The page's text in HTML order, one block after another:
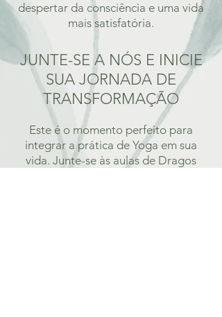
despertar da consciência e uma vida
mais satisfatória.
JUNTE-SE A NÓS E INICIE
SUA JORNADA DE
TRANSFORMAÇÃO
Este é o momento perfeito para
integrar a prática de Yoga em sua
vida. Junte-se às aulas de Dragos